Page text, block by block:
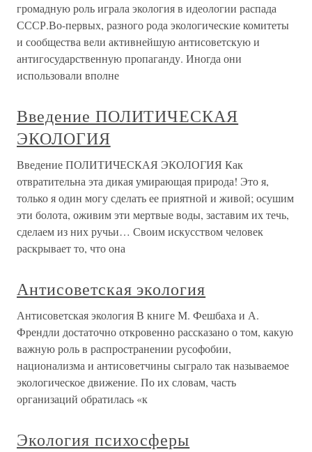
громадную роль играла экология в идеологии распада
СССР.Во-первых, разного рода экологические комитеты
и сообщества вели активнейшую антисоветскую и
антигосударственную пропаганду. Иногда они
использовали вполне
Введение ПОЛИТИЧЕСКАЯ
ЭКОЛОГИЯ
Введение ПОЛИТИЧЕСКАЯ ЭКОЛОГИЯ Как
отвратительна эта дикая умирающая природа! Это я,
только я один могу сделать ее приятной и живой; осушим
эти болота, оживим эти мертвые воды, заставим их течь,
сделаем из них ручьи… Своим искусством человек
раскрывает то, что она
Антисоветская экология
Антисоветская экология В книге М. Фешбаха и А.
Френдли достаточно откровенно рассказано о том, какую
важную роль в распространении русофобии,
национализма и антисоветчины сыграло так называемое
экологическое движение. По их словам, часть
организаций обратилась «к
Экология психосферы